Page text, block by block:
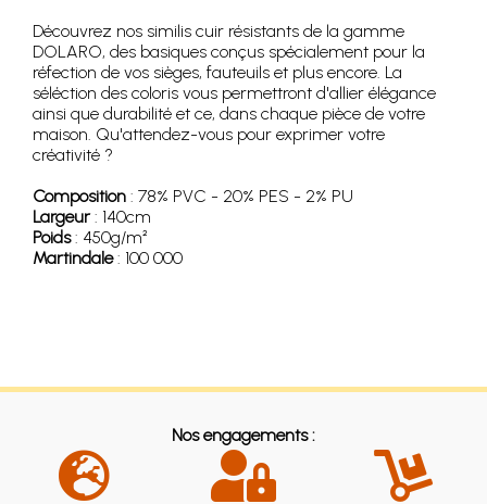
Découvrez nos similis cuir résistants de la gamme
DOLARO, des basiques conçus spécialement pour la
réfection de vos sièges, fauteuils et plus encore. La
séléction des coloris vous permettront d'allier élégance
ainsi que durabilité et ce, dans chaque pièce de votre
maison. Qu'attendez-vous pour exprimer votre
créativité ?
Composition : 78% PVC - 20% PES - 2% PU
Largeur: 140cm
Poids: 450g/m²
Martindale: 100 000
Nos engagements :